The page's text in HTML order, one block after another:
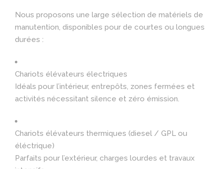
Nous proposons une large sélection de matériels de
manutention, disponibles pour de courtes ou longues
durées :
Chariots élévateurs électriques
Idéals pour l’intérieur, entrepôts, zones fermées et
activités nécessitant silence et zéro émission.
Chariots élévateurs thermiques (diesel / GPL ou
éléctrique)
Parfaits pour l’extérieur, charges lourdes et travaux